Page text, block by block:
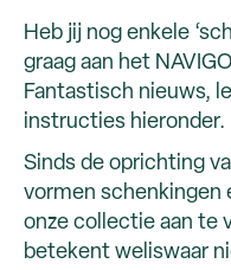
Heb jij nog enkele
graag aan het
Fantastisch nieuws,
instructies hieronder.
Sinds de oprichting
vormen schenkingen
onze collectie aan te
betekent weliswaar